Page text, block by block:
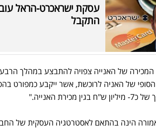
עסקת ישראכרט-הראל
התקבל
של האניה לרוכשת, אשר ייקבע כמפורט
מכירת האנייה."
הינה בהתאם לאסטרטגיה העסקית של